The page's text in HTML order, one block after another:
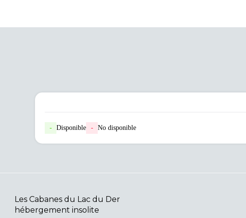
- Disponible - No disponible
Les Cabanes du Lac du Der
hébergement insolite